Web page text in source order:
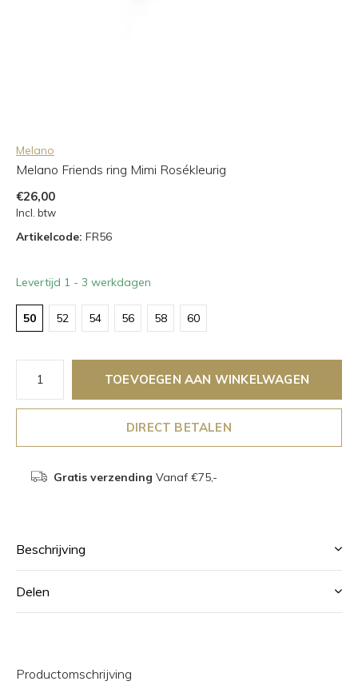
Melano
Melano Friends ring Mimi Rosékleurig
€26,00
Incl. btw
Artikelcode: FR56
Levertijd 1 - 3 werkdagen
50 52 54 56 58 60
TOEVOEGEN AAN WINKELWAGEN
DIRECT BETALEN
Gratis verzending Vanaf €75,-
Beschrijving
Delen
Productomschrijving